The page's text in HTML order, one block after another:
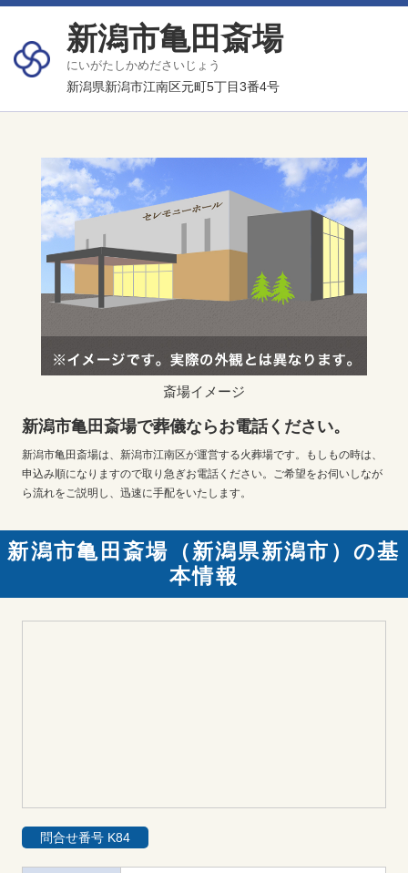
新潟市亀田斎場
にいがたしかめださいじょう
新潟県新潟市江南区元町5丁目3番4号
新潟市亀田斎場で葬儀ならお電話ください。
新潟市亀田斎場は、新潟市江南区が運営する火葬場です。もしもの時は、
申込み順になりますので取り急ぎお電話ください。ご希望をお伺いしなが
ら流れをご説明し、迅速に手配をいたします。
斎場イメージ
新潟市亀田斎場（新潟県新潟市）の基
本情報
問合せ番号 K84